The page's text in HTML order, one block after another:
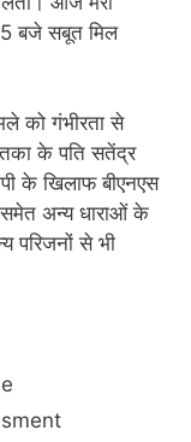
बजे सबूत मिल
को गंभीरता से
के पति सतेंद्र
के खिलाफ बीएनएस
अन्य धाराओं के
परिजनों से भी